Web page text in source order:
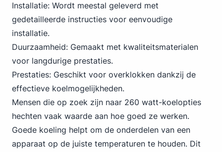
Installatie: Wordt meestal geleverd met
gedetailleerde instructies voor eenvoudige
installatie.
Duurzaamheid: Gemaakt met kwaliteitsmaterialen
voor langdurige prestaties.
Prestaties: Geschikt voor overklokken dankzij de
effectieve koelmogelijkheden.
Mensen die op zoek zijn naar 260 watt-koelopties
hechten vaak waarde aan hoe goed ze werken.
Goede koeling helpt om de onderdelen van een
apparaat op de juiste temperaturen te houden. Dit